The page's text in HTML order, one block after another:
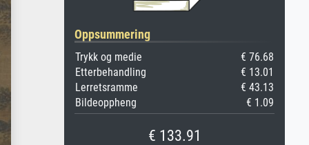
Oppsummering
Trykk og medie
€ 76.68
Etterbehandling
€ 13.01
Lerretsramme
€ 43.13
Bildeoppheng
€ 1.09
€ 133.91